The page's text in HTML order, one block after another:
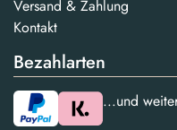
Versand & Zahlung
Kontakt
Bezahlarten
...und